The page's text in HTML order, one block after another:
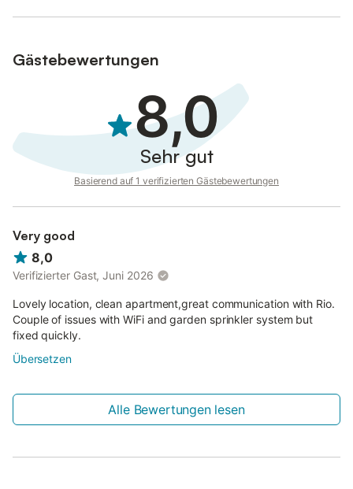
Gästebewertungen
8,0
Sehr gut
Basierend auf 1 verifizierten Gästebewertungen
Very good
8,0
Verifizierter Gast, Juni 2026
Lovely location, clean apartment,great communication with Rio.
Couple of issues with WiFi and garden sprinkler system but
fixed quickly.
Übersetzen
Alle Bewertungen lesen